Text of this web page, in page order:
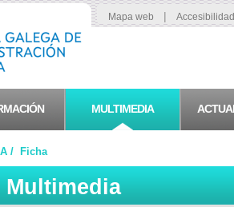
Mapa web |
MULTIMEDIA
/ Ficha
Multimedia